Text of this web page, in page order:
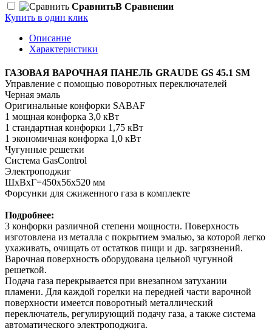
СравнитьВ Сравнении
Купить в один клик
Описание
Характеристики
ГАЗОВАЯ ВАРОЧНАЯ ПАНЕЛЬ GRAUDE GS 45.1 SM
Управление с помощью поворотных переключателей
Черная эмаль
Оригинальные конфорки SABAF
1 мощная конфорка 3,0 кВт
1 стандартная конфорки 1,75 кВт
1 экономичная конфорка 1,0 кВт
Чугунные решетки
Система GasControl
Электроподжиг
ШхВхГ=450х56х520 мм
Форсунки для сжиженного газа в комплекте
Подробнее:
3 конфорки различной степени мощности. Поверхность
изготовлена из металла с покрытием эмалью, за которой легко
ухаживать, очищать от остатков пищи и др. загрязнений.
Варочная поверхность оборудована цельной чугунной
решеткой.
Подача газа перекрывается при внезапном затухании
пламени. Для каждой горелки на передней части варочной
поверхности имеется поворотный металлический
переключатель, регулирующий подачу газа, а также система
автоматического электроподжига.